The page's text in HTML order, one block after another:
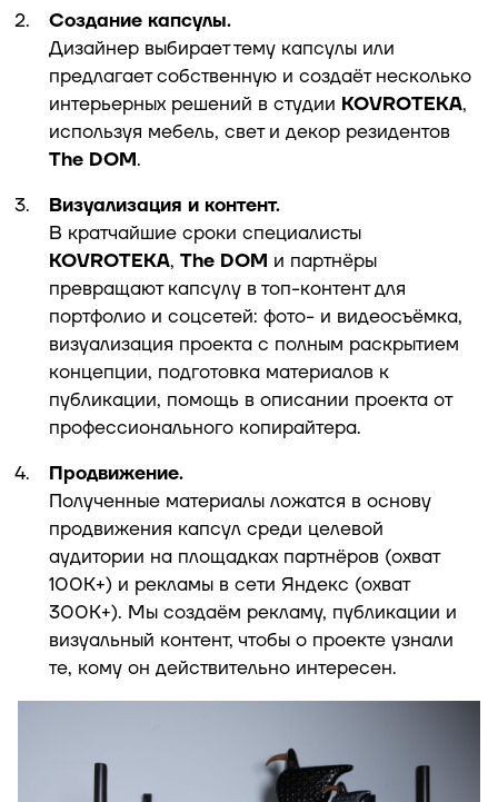
Создание капсулы.
Дизайнер выбирает тему капсулы или
предлагает собственную и создаёт несколько
интерьерных решений в студии KOVROTEKA,
используя мебель, свет и декор резидентов
The DOM.
Визуализация и контент.
В кратчайшие сроки специалисты
KOVROTEKA, The DOM и партнёры
превращают капсулу в топ-контент для
портфолио и соцсетей: фото- и видеосъёмка,
визуализация проекта с полным раскрытием
концепции, подготовка материалов к
публикации, помощь в описании проекта от
профессионального копирайтера.
Продвижение.
Полученные материалы ложатся в основу
продвижения капсул среди целевой
аудитории на площадках партнёров (охват
100K+) и рекламы в сети Яндекс (охват
300K+). Мы создаём рекламу, публикации и
визуальный контент, чтобы о проекте узнали
те, кому он действительно интересен.